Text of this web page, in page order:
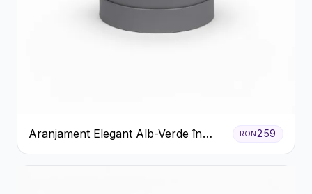
Aranjament Elegant Alb-Verde în
Cutie Gri
RON259